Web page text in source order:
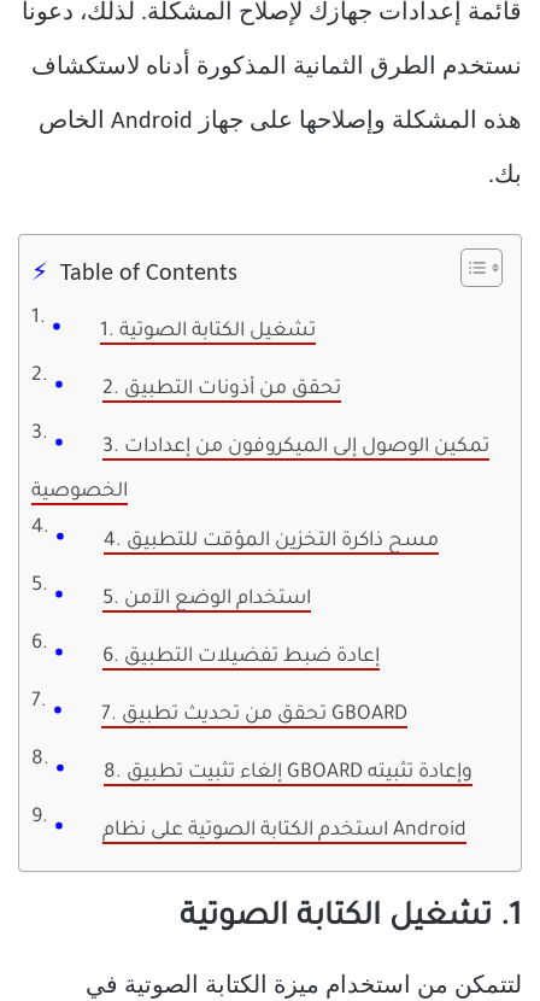
قائمة إعدادات جهازك لإصلاح المشكلة. لذلك، دعونا
نستخدم الطرق الثمانية المذكورة أدناه لاستكشاف
هذه المشكلة وإصلاحها على جهاز Android الخاص
بك.
Table of Contents
1. تشغيل الكتابة الصوتية
2. تحقق من أذونات التطبيق
3. تمكين الوصول إلى الميكروفون من إعدادات
الخصوصية
4. مسح ذاكرة التخزين المؤقت للتطبيق
5. استخدام الوضع الآمن
6. إعادة ضبط تفضيلات التطبيق
7. تحقق من تحديث تطبيق GBOARD
8. إلغاء تثبيت تطبيق GBOARD وإعادة تثبيته
استخدم الكتابة الصوتية على نظام Android
1. تشغيل الكتابة الصوتية
لتتمكن من استخدام ميزة الكتابة الصوتية في